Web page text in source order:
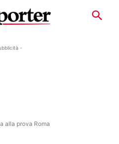
-
alla prova Roma